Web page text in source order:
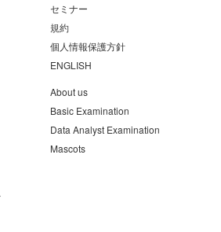
セミナー
規約
個人情報保護方針
ENGLISH
About us
Basic Examination
Data Analyst Examination
Mascots